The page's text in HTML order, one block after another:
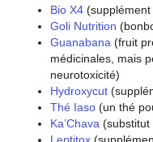
Bio X4
Goli Nutrition
Guanabana (fruit
médicinales, mais
neurotoxicité)
Hydroxycut
Thé Iaso (un thé
Ka’Chava (substitut
Leptitox